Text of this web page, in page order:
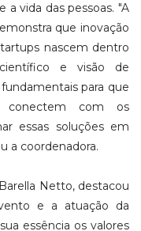
vida das pessoas. "A
que inovação
nascem dentro
e visão de
para que
conectem com os
essas soluções em
a coordenadora.
Netto, destacou
e a atuação da
essência os valores